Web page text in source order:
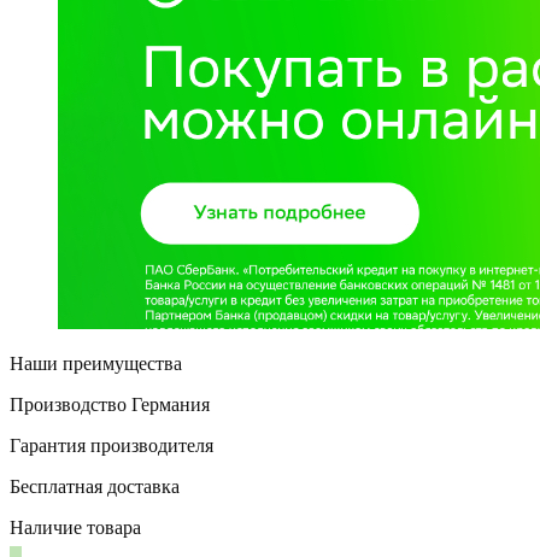
Наши преимущества
Производство Германия
Гарантия производителя
Бесплатная доставка
Наличие товара